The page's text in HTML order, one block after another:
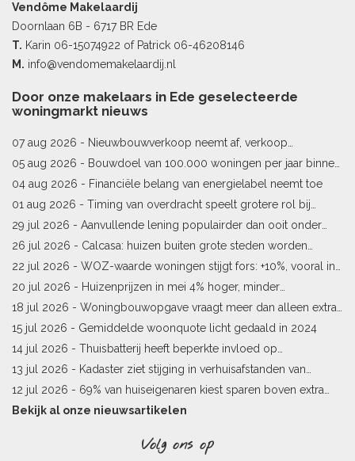
Vendôme Makelaardij
Doornlaan 6B - 6717 BR Ede
T. Karin 06-15074922 of Patrick 06-46208146
M. info@vendomemakelaardij.nl
Door onze makelaars in Ede geselecteerde
woningmarkt nieuws
07 aug 2026 - Nieuwbouwverkoop neemt af, verkoop
bestaande woningen stijgt
05 aug 2026 - Bouwdoel van 100.000 woningen per jaar binnen
bereik
04 aug 2026 - Financiële belang van energielabel neemt toe
01 aug 2026 - Timing van overdracht speelt grotere rol bij
woningprijs
29 jul 2026 - Aanvullende lening populairder dan ooit onder
starters
26 jul 2026 - Calcasa: huizen buiten grote steden worden
sneller meer waard
22 jul 2026 - WOZ-waarde woningen stijgt fors: +10%, vooral in
Limburg en Pekela
20 jul 2026 - Huizenprijzen in mei 4% hoger, minder
woningverkopen
18 jul 2026 - Woningbouwopgave vraagt meer dan alleen extra
vergunningen
15 jul 2026 - Gemiddelde woonquote licht gedaald in 2024
14 jul 2026 - Thuisbatterij heeft beperkte invloed op
energielabel
13 jul 2026 - Kadaster ziet stijging in verhuisafstanden van
kopers
12 jul 2026 - 69% van huiseigenaren kiest sparen boven extra
hypotheekaflossing
Bekijk al onze nieuwsartikelen
Volg ons op